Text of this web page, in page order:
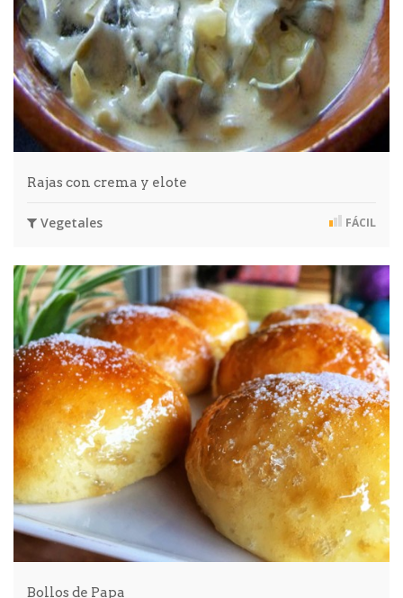
Rajas con crema y elote
Vegetales FÁCIL
Bollos de Papa